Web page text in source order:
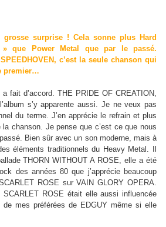
grosse surprise ! Cela sonne plus Hard
que Power Metal que par le passé.
c’est la seule chanson qui
premier…
fait d’accord. THE PRIDE OF CREATION,
s’y apparente aussi. Je ne veux pas
du terme. J’en apprécie le refrain et plus
chanson. Je pense que c’est ce que nous
Bien sûr avec un son moderne, mais à
éléments traditionnels du Heavy Metal. Il
THORN WITHOUT A ROSE, elle a été
des années 80 que j’apprécie beaucoup
ROSE sur VAIN GLORY OPERA.
ROSE était elle aussi influencée
de mes préférées de EDGUY même si elle